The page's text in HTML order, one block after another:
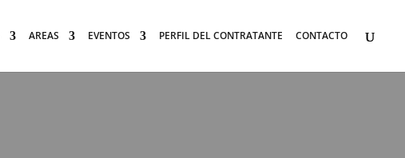
AREAS EVENTOS PERFIL DEL CONTRATANTE CONTACTO